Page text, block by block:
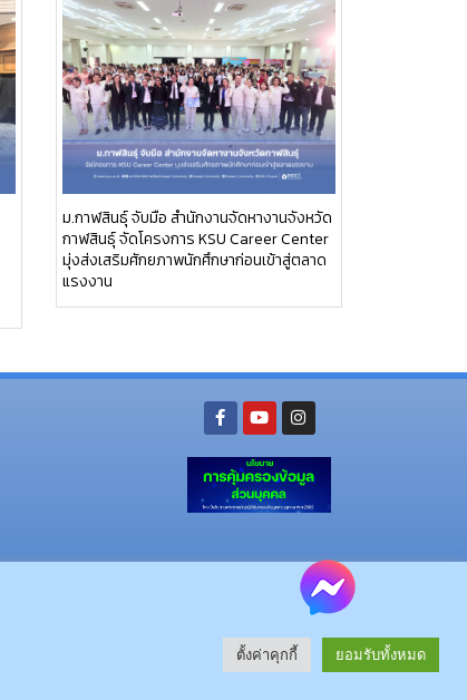
ม.กาฬสินธุ์ จับมือ สำนักงานจัดหางานจังหวัด
กาฬสินธุ์ จัดโครงการ KSU Career Center
มุ่งส่งเสริมศักยภาพนักศึกษาก่อนเข้าสู่ตลาด
แรงงาน
โทรศัพท์ : 043-602-055 โทรสาร : 043-602-044
โทรศัพท์ 043-811128 08-64584360 โทรสาร 043-813070
© 2025 All rights Reserved.
ตั้งค่าคุกกี้ ยอมรับทั้งหมด